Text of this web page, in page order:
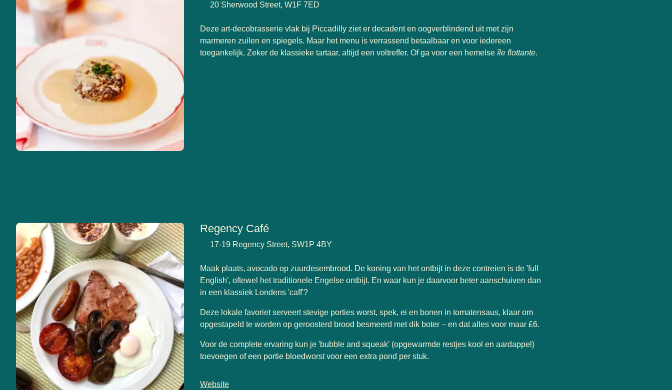
20 Sherwood Street, W1F 7ED
Deze art-decobrasserie vlak bij Piccadilly ziet er decadent en oogverblindend uit met zijn
marmeren zuilen en spiegels. Maar het menu is verrassend betaalbaar en voor iedereen
toegankelijk. Zeker de klassieke tartaar, altijd een voltreffer. Of ga voor een hemelse île flottante.
Regency Café
17-19 Regency Street, SW1P 4BY
Maak plaats, avocado op zuurdesembrood. De koning van het ontbijt in deze contreien is de 'full
English', oftewel het traditionele Engelse ontbijt. En waar kun je daarvoor beter aanschuiven dan
in een klassiek Londens 'caff'?
Deze lokale favoriet serveert stevige porties worst, spek, ei en bonen in tomatensaus, klaar om
opgestapeld te worden op geroosterd brood besmeerd met dik boter – en dat alles voor maar £6.
Voor de complete ervaring kun je 'bubble and squeak' (opgewarmde restjes kool en aardappel)
toevoegen of een portie bloedworst voor een extra pond per stuk.
Website